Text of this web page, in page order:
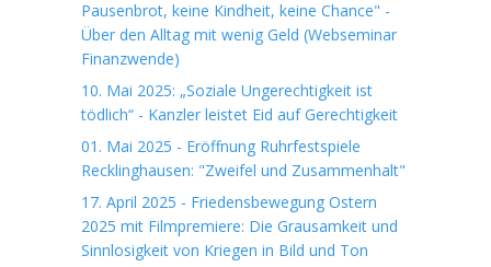
Pausenbrot, keine Kindheit, keine Chance" -
Über den Alltag mit wenig Geld (Webseminar
Finanzwende)
10. Mai 2025: „Soziale Ungerechtigkeit ist
tödlich“ - Kanzler leistet Eid auf Gerechtigkeit
01. Mai 2025 - Eröffnung Ruhrfestspiele
Recklinghausen: "Zweifel und Zusammenhalt"
17. April 2025 - Friedensbewegung Ostern
2025 mit Filmpremiere: Die Grausamkeit und
Sinnlosigkeit von Kriegen in Bild und Ton